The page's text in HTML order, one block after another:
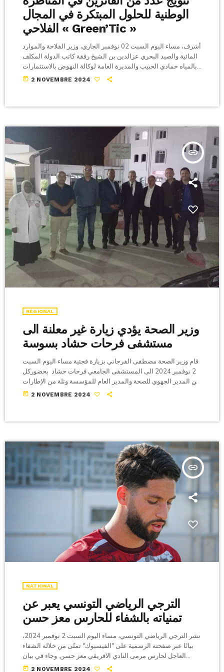
الوطنية للحلول المبتكرة في المجال
الفلاحي « Green’Tic »
أشرف، مساء اليوم السبت 02 نوفمبر الجاري، وزير الفلاحة والموارد
المائية والصيد البحري عزالدين بن الشيخ رفقة كاتب الدولة المكلف
بالمياه حمادي الحبيب والمديرة العامة لوكالة النهوض بالاستثمارات
الفلاحية وبحضور ثلة من الاطارات العليا بالوزارة، على حفل تكريم
للاستثمار الفلاحي والتكنولوجيا سيات 2024،حيث قام بتكريم أربعة
today 2 NOVEMBRE 2024
insert_link
RÉGIONAL
وزير الصحة يؤدي زيارة غير معلنة الى
مستشفى فرحات حشاد بسوسة
قام وزير الصحة مصطفى الفرجاني بزيارة فجئية مساء اليوم السبت
2 نوفمبر 2024 الى المستشفى الجامعي فرحات حشاد بحضوركل
من المدير الجهوي للصحة والمدير العام للمؤسسة وثلة من الإطارات
حيث عاين ظروف العمل واستمع لمشاكل الأعوان و متطلبات
وكان قد مثمن رقمنة الخدمات الطبية (الملف الطبي،المواعيد و
today 2 NOVEMBRE 2024
insert_link
NATIONAL
الترجي الرياضي التونسي يعبر عن
تمنياته بالشفاء للحارس معز حسن
نشر الترجي الرياضي التونسي، مساء اليوم السبت 2 نوفمبر 2024،
بيانًا عبر صفحته الرسمية على "الفيسبوك" تمنّى من خلاله الشفاء
العاجل لحارس مرمى النادي الافريقي معز حسن. وجاء في بيان
الترجي "تتمنى الهيئة المديرة للترجي الرياضي التونسي وعلى رأسها
today 2 NOVEMBRE 2024